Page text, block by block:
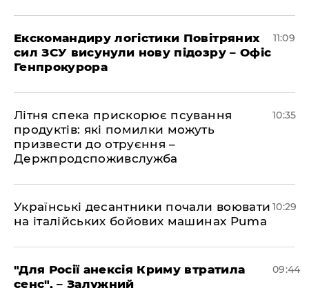
Екскомандиру логістики Повітряних
сил ЗСУ висунули нову підозру – Офіс
Генпрокурора
11:09
Літня спека прискорює псування
продуктів: які помилки можуть
призвести до отруєння –
Держпродспоживслужба
10:35
Українські десантники почали воювати
на італійських бойових машинах Puma
10:29
"Для Росії анексія Криму втратила
сенс", – Залужний
09:44